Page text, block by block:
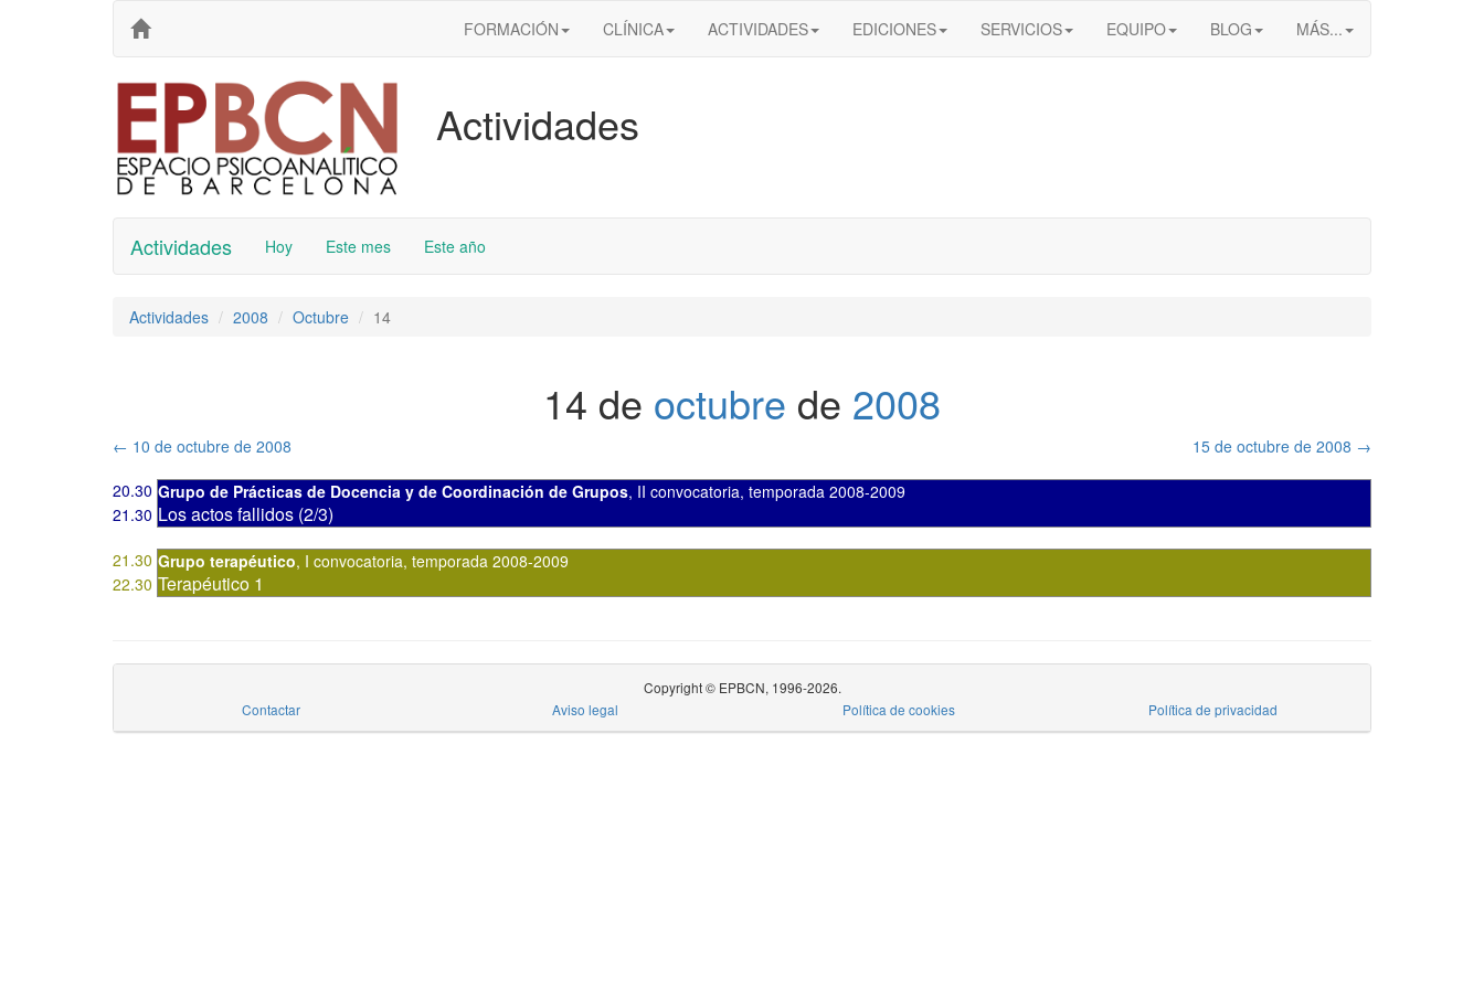
FORMACIÓN CLÍNICA ACTIVIDADES EDICIONES SERVICIOS EQUIPO BLOG MÁS...
Actividades
Actividades Hoy Este mes Este año
Actividades 2008 Octubre 14
14 de octubre de 2008
← 10 de octubre de 2008 15 de octubre de 2008 →
20.30 Grupo de Prácticas de Docencia y de Coordinación de Grupos, II convocatoria, temporada 2008-2009
Los actos fallidos (2/3)
21.30
21.30 Grupo terapéutico, I convocatoria, temporada 2008-2009
Terapéutico 1
22.30
Copyright © EPBCN, 1996-2026.
Contactar
Aviso legal Política de cookies Política de privacidad